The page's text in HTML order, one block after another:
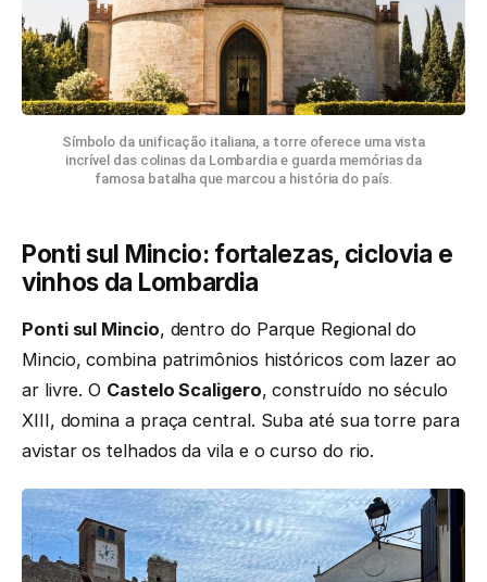
Símbolo da unificação italiana, a torre oferece uma vista
incrível das colinas da Lombardia e guarda memórias da
famosa batalha que marcou a história do país.
Ponti sul Mincio: fortalezas, ciclovia e
vinhos da Lombardia
Ponti sul Mincio, dentro do Parque Regional do
Mincio, combina patrimônios históricos com lazer ao
ar livre. O Castelo Scaligero, construído no século
XIII, domina a praça central. Suba até sua torre para
avistar os telhados da vila e o curso do rio.